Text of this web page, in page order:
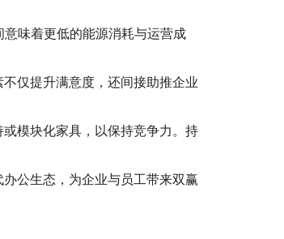
味着更低的能源消耗与运营成
仅提升满意度，还间接助推企业
模块化家具，以保持竞争力。持
公生态，为企业与员工带来双赢